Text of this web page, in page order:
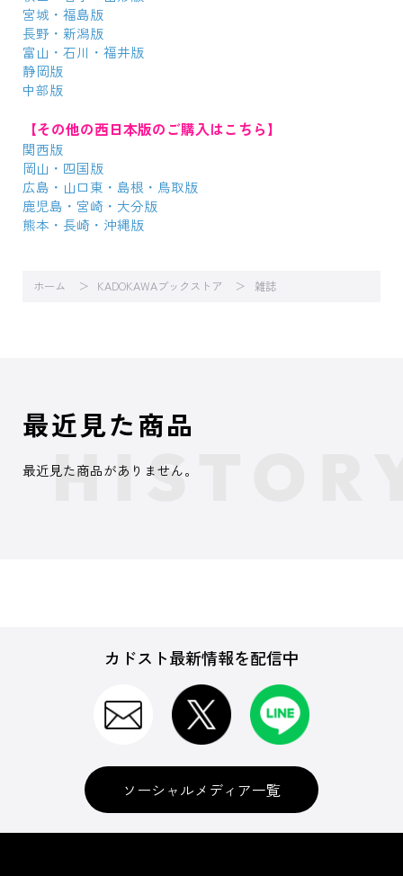
宮城・福島版
長野・新潟版
富山・石川・福井版
静岡版
中部版
【その他の西日本版のご購入はこちら】
関西版
岡山・四国版
広島・山口東・島根・鳥取版
鹿児島・宮崎・大分版
熊本・長崎・沖縄版
ホーム KADOKAWAブックストア 雑誌
最近見た商品
最近見た商品がありません。
カドスト最新情報を配信中
ソーシャルメディア一覧